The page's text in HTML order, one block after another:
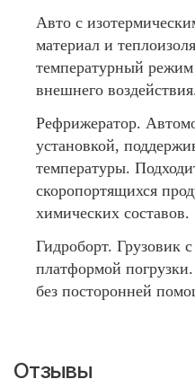
Авто с
материал и
температурный
внешнего
Рефрижератор.
установкой,
температуры.
скоропортящихся
химических составов.
Гидроборт. Грузовик
платформой погрузки.
без посторонней
Отзывы